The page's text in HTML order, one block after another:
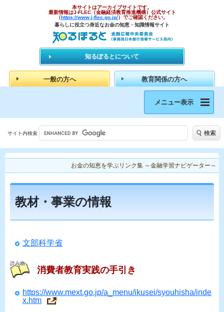
本サイトはアーカイブサイトです。
最新情報はJ-FLEC（金融経済教育推進機構）公式サイト
（https://www.j-flec.go.jp/）でご確認ください。
暮らしに役立つ身近なお金の知恵・知識情報サイト
知るぽるとについて
一般の方へ 教育関係の方へ
メニュー表示
サイト内検索 検索
お金の知恵を学ぶリンク集 ～金融学習ナビゲーター～
教材・事業の情報
文部科学省
読み物
消費者教育実践の手引き
https://www.mext.go.jp/a_menu/ikusei/syouhisha/inde
x.htm